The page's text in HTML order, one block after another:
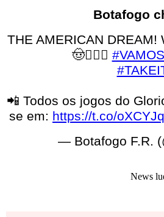
Botafogo
THE AMERICAN
🤠🤷🏻‍♂️
📲 Todos os jogos do
se em: https://t.co/
— Botafogo F.R.
News